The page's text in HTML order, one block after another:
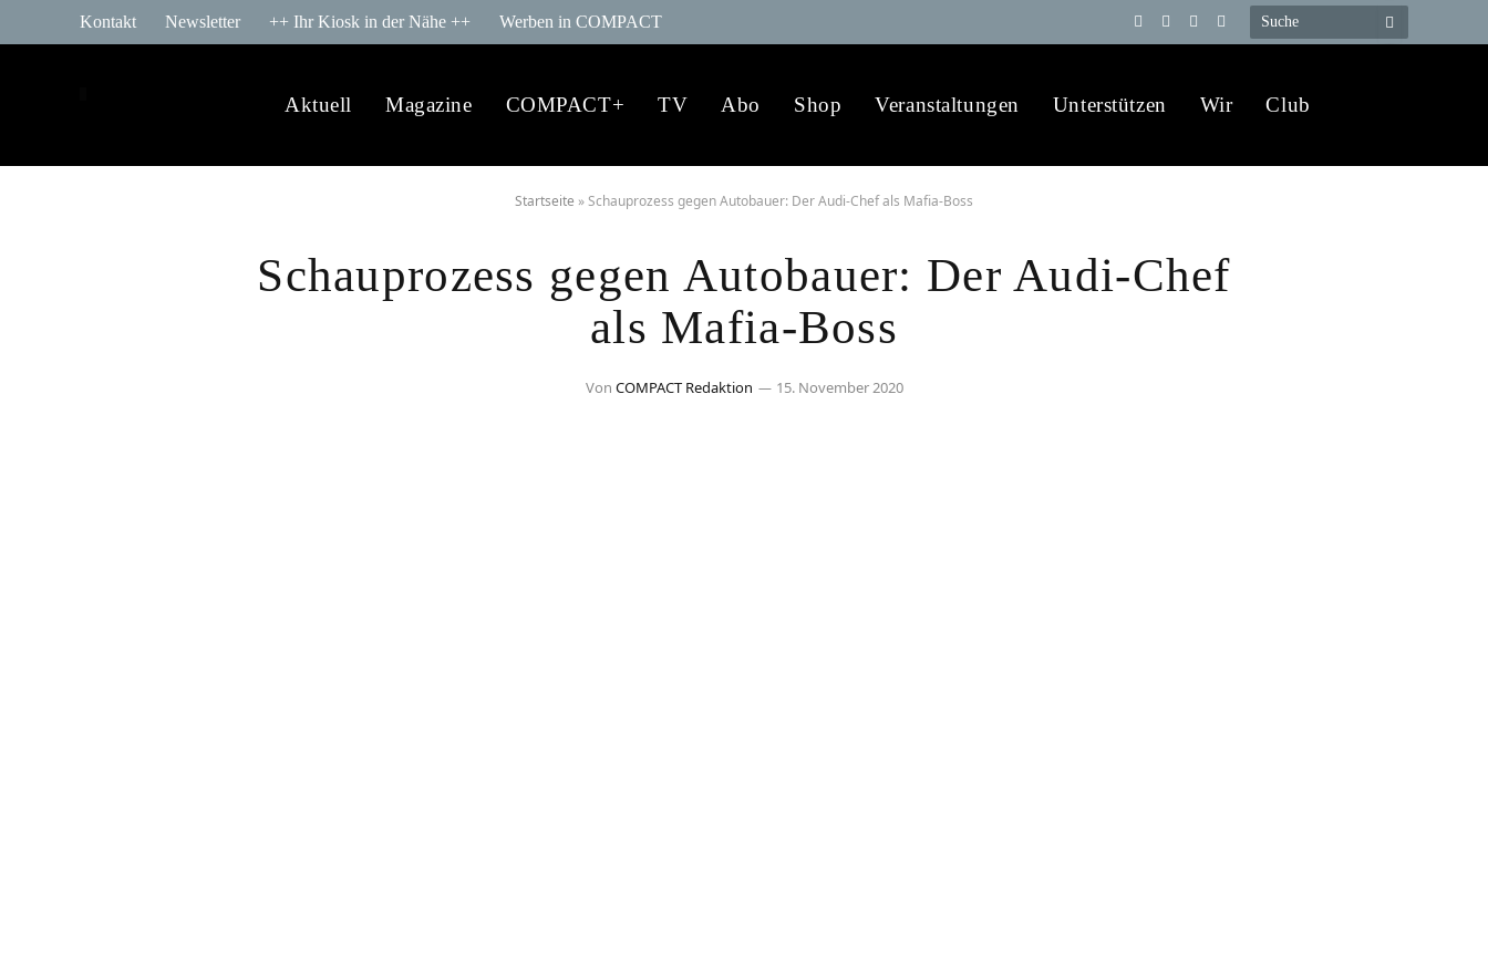
Kontakt Newsletter ++ Ihr Kiosk in der Nähe ++ Werben in COMPACT
Telegram
YouTube
X
WhatsApp
Aktuell Magazine COMPACT+ TV Abo Shop Veranstaltungen Unterstützen Wir Club
Startseite »Schauprozess gegen Autobauer: Der Audi-Chef als Mafia-Boss
Schauprozess gegen Autobauer: Der Audi-Chef
als Mafia-Boss
Von COMPACT Redaktion 15. November 2020